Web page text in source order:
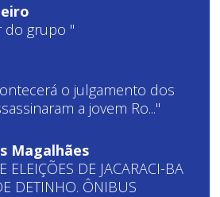
do grupo "
o julgamento dos
a jovem Ro..."
Magalhães
DE JACARACI-BA
DETINHO. ÔNIBUS